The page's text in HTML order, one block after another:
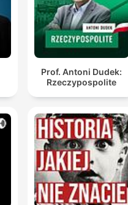
Prof. Antoni Dudek:
Rzeczypospolite